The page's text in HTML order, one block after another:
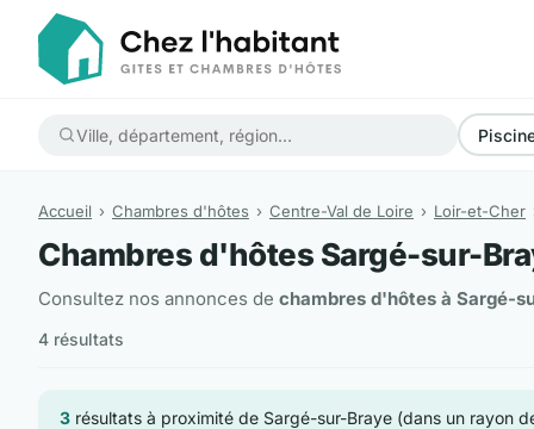
Accueil Chambres d'hôtes Centre-Val de Loire Loir-et-Cher
Chambres d'hôtes Sargé-sur-
Consultez nos annonces de chambres d'hôtes à Sargé-
4 résultats
3 résultats à proximité de Sargé-sur-Braye (dans un rayon